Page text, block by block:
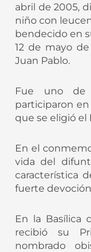
abril de 2005,
niño con
bendecido en
12 de mayo
Juan Pablo.
Fue uno de
participaron
que se eligió el
En el
vida del
característica
fuerte
En la Basílica
recibió su
nombrado